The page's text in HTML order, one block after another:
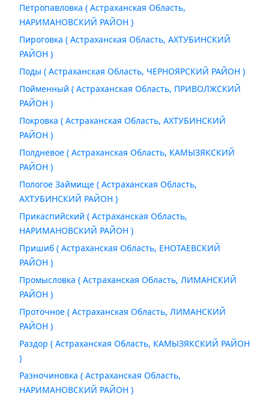
Петропавловка ( Астраханская Область,
НАРИМАНОВСКИЙ РАЙОН )
Пироговка ( Астраханская Область, АХТУБИНСКИЙ
РАЙОН )
Поды ( Астраханская Область, ЧЕРНОЯРСКИЙ РАЙОН )
Пойменный ( Астраханская Область, ПРИВОЛЖСКИЙ
РАЙОН )
Покровка ( Астраханская Область, АХТУБИНСКИЙ
РАЙОН )
Полдневое ( Астраханская Область, КАМЫЗЯКСКИЙ
РАЙОН )
Пологое Займище ( Астраханская Область,
АХТУБИНСКИЙ РАЙОН )
Прикаспийский ( Астраханская Область,
НАРИМАНОВСКИЙ РАЙОН )
Пришиб ( Астраханская Область, ЕНОТАЕВСКИЙ
РАЙОН )
Промысловка ( Астраханская Область, ЛИМАНСКИЙ
РАЙОН )
Проточное ( Астраханская Область, ЛИМАНСКИЙ
РАЙОН )
Раздор ( Астраханская Область, КАМЫЗЯКСКИЙ РАЙОН
)
Разночиновка ( Астраханская Область,
НАРИМАНОВСКИЙ РАЙОН )